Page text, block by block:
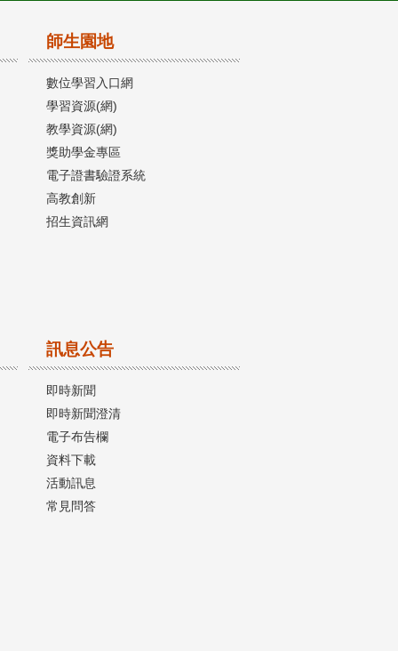
師生園地
數位學習入口網
學習資源(網)
教學資源(網)
獎助學金專區
電子證書驗證系統
高教創新
招生資訊網
訊息公告
即時新聞
即時新聞澄清
電子布告欄
資料下載
活動訊息
常見問答